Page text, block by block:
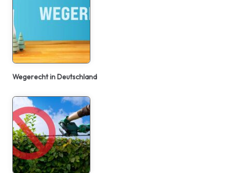
Wegerecht in Deutschland